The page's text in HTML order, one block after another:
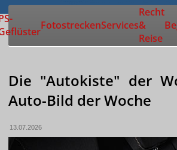
Zur Startseite
FotostreckenServices
Recht
&
Reise
Die "Autokiste" der
Auto-Bild der Woche
13.07.2026